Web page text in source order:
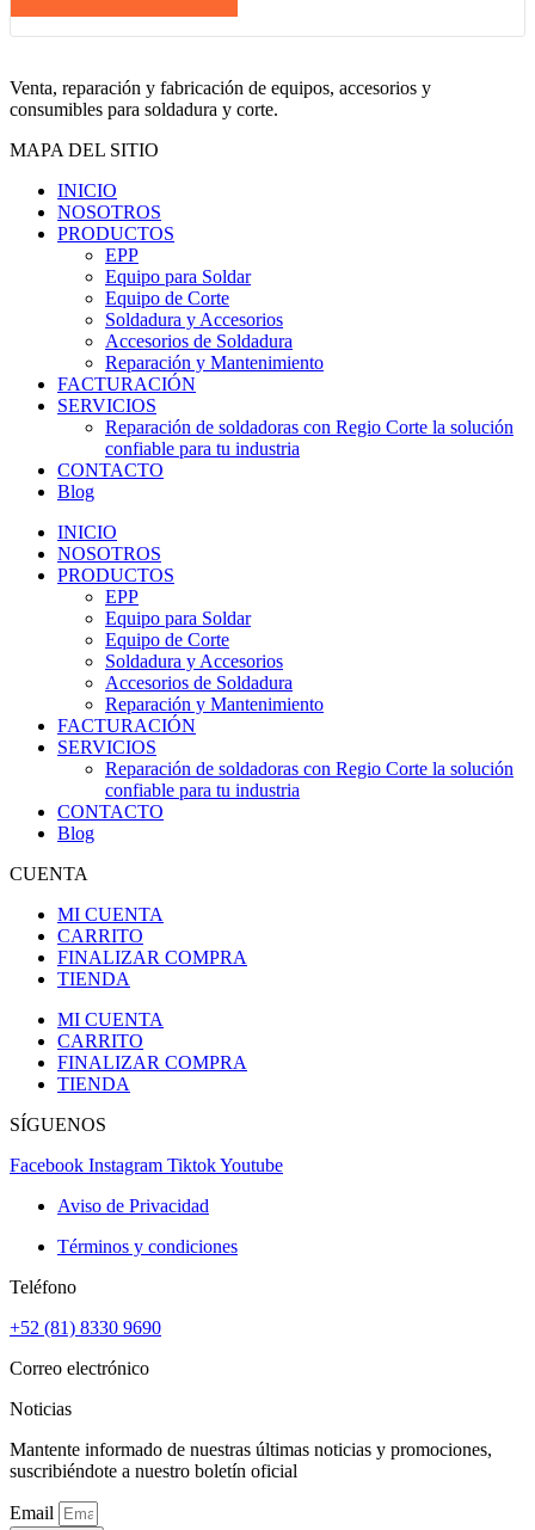
Venta, reparación y fabricación de equipos, accesorios y
consumibles para soldadura y corte.
MAPA DEL SITIO
INICIO
NOSOTROS
PRODUCTOS
EPP
Equipo para Soldar
Equipo de Corte
Soldadura y Accesorios
Accesorios de Soldadura
Reparación y Mantenimiento
FACTURACIÓN
SERVICIOS
Reparación de soldadoras con Regio Corte la solución
confiable para tu industria
CONTACTO
Blog
INICIO
NOSOTROS
PRODUCTOS
EPP
Equipo para Soldar
Equipo de Corte
Soldadura y Accesorios
Accesorios de Soldadura
Reparación y Mantenimiento
FACTURACIÓN
SERVICIOS
Reparación de soldadoras con Regio Corte la solución
confiable para tu industria
CONTACTO
Blog
CUENTA
MI CUENTA
CARRITO
FINALIZAR COMPRA
TIENDA
MI CUENTA
CARRITO
FINALIZAR COMPRA
TIENDA
SÍGUENOS
Facebook Instagram TiktokYoutube
Aviso de Privacidad
Términos y condiciones
Teléfono
+52 (81) 8330 9690
Correo electrónico
Noticias
Mantente informado de nuestras últimas noticias y promociones,
suscribiéndote a nuestro boletín oficial
Email